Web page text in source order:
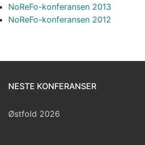
NoReFo-konferansen 2013
NoReFo-konferansen 2012
NESTE KONFERANSER
Østfold 2026